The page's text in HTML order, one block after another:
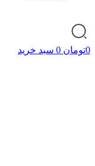
0تومان 0 سبد خرید